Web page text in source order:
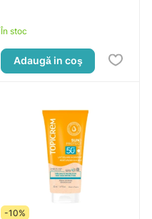
În stoc
Adaugă in coş
-10%